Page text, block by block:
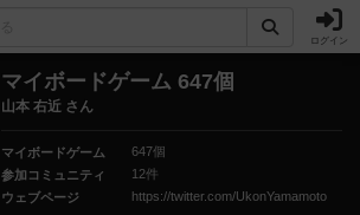
ログイン
マイボードゲーム 647個
山本 右近 さん
マイボードゲーム
647個
参加コミュニティ
12件
ウェブページ
https://twitter.com/UkonYamamoto